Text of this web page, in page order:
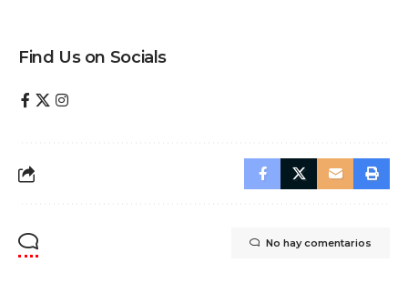
Find Us on Socials
No hay comentarios